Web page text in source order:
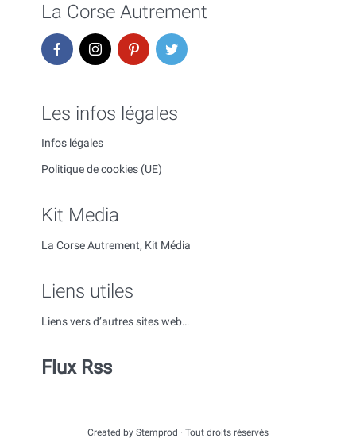
La Corse Autrement
Les infos légales
Infos légales
Politique de cookies (UE)
Kit Media
La Corse Autrement, Kit Média
Liens utiles
Liens vers d’autres sites web…
Flux Rss
Created by Stemprod · Tout droits réservés